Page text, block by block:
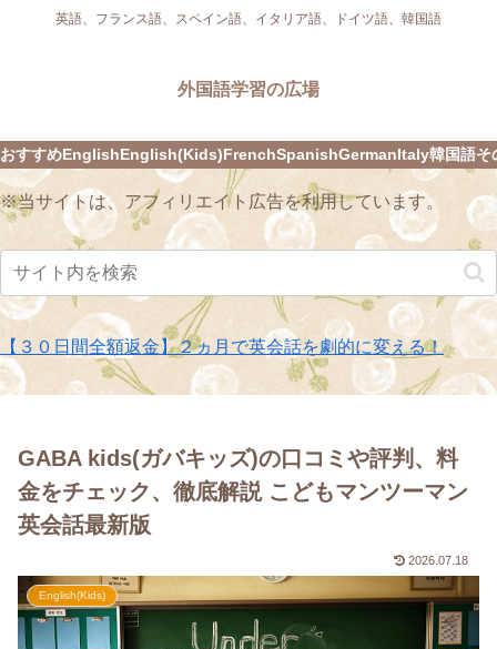
英語、フランス語、スペイン語、イタリア語、ドイツ語、韓国語
外国語学習の広場
おすすめEnglishEnglish(Kids)FrenchSpanishGermanItaly韓国語そ
※当サイトは、アフィリエイト広告を利用しています。
【３０日間全額返金】２ヵ月で英会話を劇的に変える！
GABA kids(ガバキッズ)の口コミや評判、料
金をチェック、徹底解説 こどもマンツーマン
英会話最新版
2026.07.18
English(Kids)